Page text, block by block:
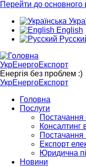
Перейти до основного
English
УкрЕнергоЕкспорт
Енергія без проблем :)
УкрЕнергоЕкспорт
Головна
Послуги
Постачання
Консалтинг
Постачання
Експорт
Юридична
Новини